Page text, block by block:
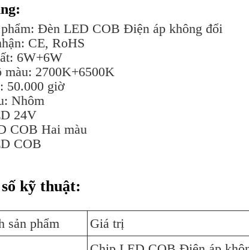
phẩm: Đèn LED COB Điện áp không đổi
CE, RoHS
6W+6W
màu: 2700K+6500K
50.000 giờ
Nhôm
24V
COB Hai màu
COB
kỹ thuật:
sản phẩm
Giá trị